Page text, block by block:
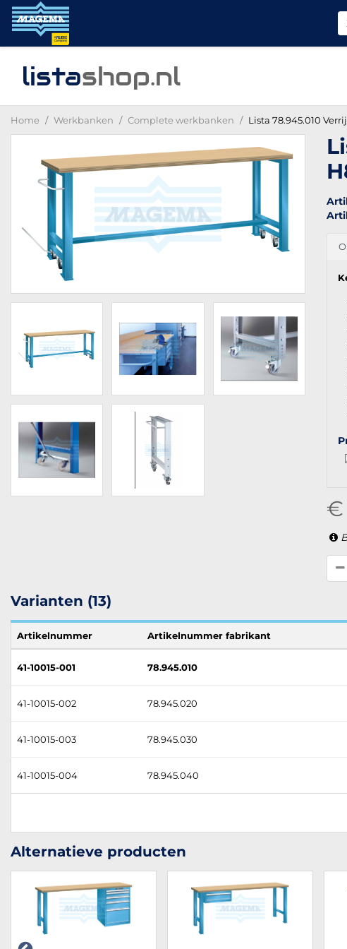
listashop.nl
Home Werkbanken Complete werkbanken Lista 78.945.010
€
Varianten (13)
Artikelnummer Artikelnummer fabrikant
41-10015-001 78.945.010
41-10015-002 78.945.020
41-10015-003 78.945.030
41-10015-004 78.945.040
Alternatieve producten